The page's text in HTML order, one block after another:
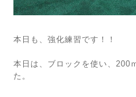
本日も、強化練習です！！
本日は、ブロックを使い、200
た。